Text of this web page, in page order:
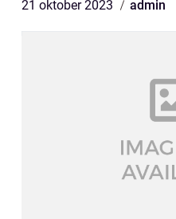
21 oktober 2023 admin